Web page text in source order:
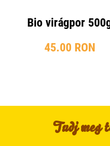
Bio virágpor
45.00 RON
Tudj meg